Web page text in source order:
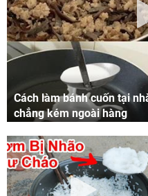
Cách làm bánh cuốn tại
chẳng kém ngoài hàng